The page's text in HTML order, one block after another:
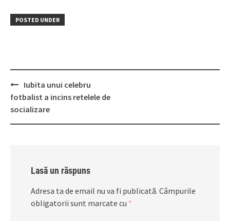
POSTED UNDER
Post
navigation
Iubita unui celebru
fotbalist a incins retelele de
socializare
Lasă un răspuns
Adresa ta de email nu va fi publicată. Câmpurile
obligatorii sunt marcate cu *